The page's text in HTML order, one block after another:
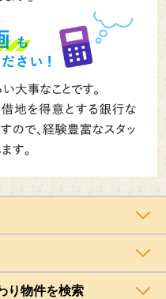
り物件を検索